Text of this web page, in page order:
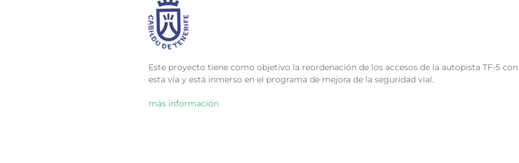
Este proyecto tiene como objetivo la reordenación de los accesos de la autopista TF-5
esta vía y está inmerso en el programa de mejora de la seguridad vial.
más información